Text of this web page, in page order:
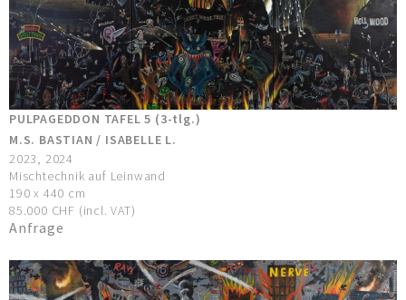
PULPAGEDDON TAFEL 5 (3-tlg.)
M.S. BASTIAN / ISABELLE L.
2023, 2024
Mischtechnik auf Leinwand
190 x 440 cm
85.000 CHF (incl. VAT)
Anfrage